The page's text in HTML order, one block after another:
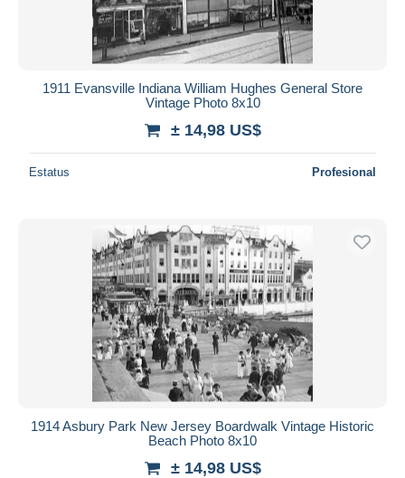
1911 Evansville Indiana William Hughes General Store
Vintage Photo 8x10
± 14,98 US$
Estatus Profesional
1914 Asbury Park New Jersey Boardwalk Vintage Historic
Beach Photo 8x10
± 14,98 US$